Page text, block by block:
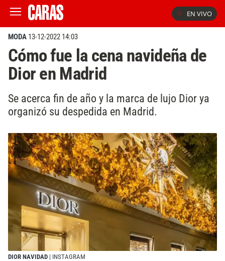
EN VIVO
MODA 13-12-2022 14:03
Cómo fue la cena navideña de
Dior en Madrid
Se acerca fin de año y la marca de lujo Dior ya
organizó su despedida en Madrid.
DIOR NAVIDAD | INSTAGRAM